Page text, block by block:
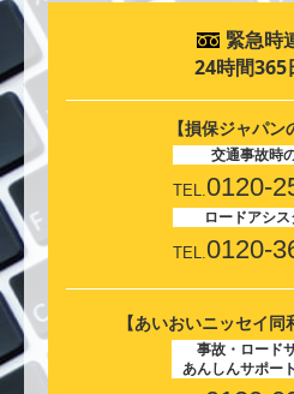
緊急時
24時間365
【損保ジャパン
交通事故時
TEL.0120-
ロードアシ
TEL.0120-
【あいおいニッセイ同
事故・ロード
あんしんサポー